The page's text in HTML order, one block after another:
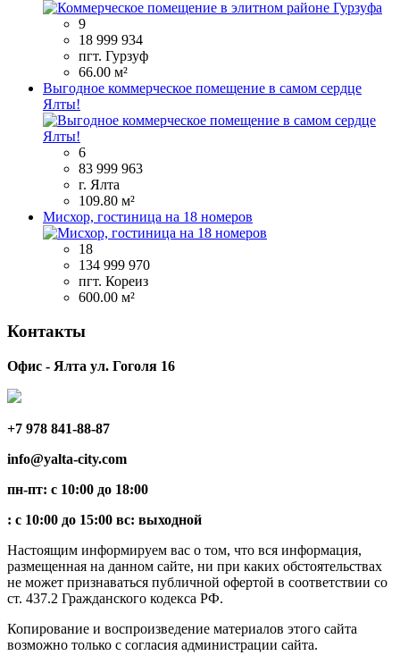
9
18 999 934
пгт. Гурзуф
66.00 м²
Выгодное коммерческое помещение в самом сердце
Ялты!
6
83 999 963
г. Ялта
109.80 м²
Мисхор, гостиница на 18 номеров
18
134 999 970
пгт. Кореиз
600.00 м²
Контакты
Офис - Ялта ул. Гоголя 16
+7 978 841-88-87
info@yalta-city.com
пн-пт: с 10:00 до 18:00
: с 10:00 до 15:00 вс: выходной
Настоящим информируем вас о том, что вся информация,
размещенная на данном сайте, ни при каких обстоятельствах
не может признаваться публичной офертой в соответствии со
ст. 437.2 Гражданского кодекса РФ.
Копирование и воспроизведение материалов этого сайта
возможно только с согласия администрации сайта.